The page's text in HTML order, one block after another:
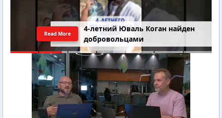
4-летний Юваль Коган найден
добровольцами
Read More